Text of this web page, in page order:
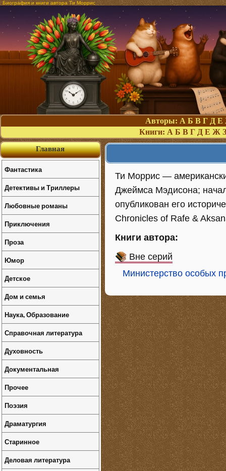
Биография и книги автора Ти Моррис
Авторы: А Б В Г Д Е
Книги: А Б В Г Д Е Ж З
Ти Моррис —
Джеймса Мэдисона;
опубликован его
Chronicles of Rafe &
Книги автора:
Вне серий
Министерство особых
Главная
Фантастика
Детективы и Триллеры
Любовные романы
Приключения
Проза
Юмор
Детское
Дом и семья
Наука, Образование
Справочная литература
Духовность
Документальная
Прочее
Поэзия
Драматургия
Старинное
Деловая литература